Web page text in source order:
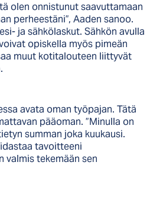
olen onnistunut saavuttamaan
perheestäni”, Aaden sanoo.
ja sähkölaskut. Sähkön avulla
opiskella myös pimeän
muut kotitalouteen liittyvät
avata oman työpajan. Tätä
pääoman. ”Minulla on
summan joka kuukausi.
tavoitteeni
valmis tekemään sen